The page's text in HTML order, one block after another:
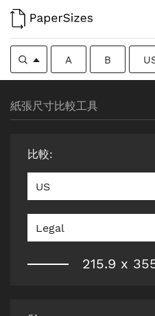
A B
紙張尺寸比較工具
比較:
US
Legal
215.9 x